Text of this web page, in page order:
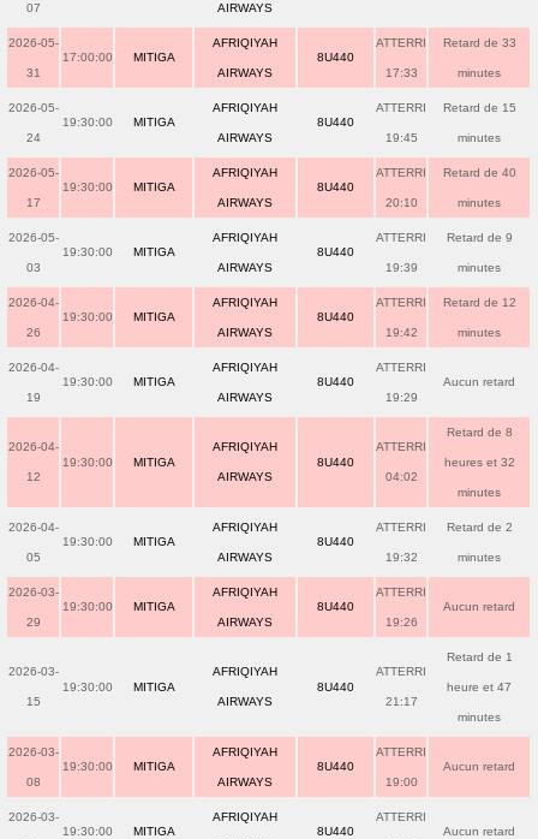
07 AIRWAYS
2026-05-
31
17:00:00 MITIGA
AFRIQIYAH
AIRWAYS
8U440
ATTERRI
17:33
Retard de 33
minutes
2026-05-
24
19:30:00 MITIGA
AFRIQIYAH
AIRWAYS
8U440
ATTERRI
19:45
Retard de 15
minutes
2026-05-
17
19:30:00 MITIGA
AFRIQIYAH
AIRWAYS
8U440
ATTERRI
20:10
Retard de 40
minutes
2026-05-
03
19:30:00 MITIGA
AFRIQIYAH
AIRWAYS
8U440
ATTERRI
19:39
Retard de 9
minutes
2026-04-
26
19:30:00 MITIGA
AFRIQIYAH
AIRWAYS
8U440
ATTERRI
19:42
Retard de 12
minutes
2026-04-
19
19:30:00 MITIGA
AFRIQIYAH
AIRWAYS
8U440
ATTERRI
19:29
Aucun retard
2026-04-
12
19:30:00 MITIGA
AFRIQIYAH
AIRWAYS
8U440
ATTERRI
04:02
Retard de 8
heures et 32
minutes
2026-04-
05
19:30:00 MITIGA
AFRIQIYAH
AIRWAYS
8U440
ATTERRI
19:32
Retard de 2
minutes
2026-03-
29
19:30:00 MITIGA
AFRIQIYAH
AIRWAYS
8U440
ATTERRI
19:26
Aucun retard
2026-03-
15
19:30:00 MITIGA
AFRIQIYAH
AIRWAYS
8U440
ATTERRI
21:17
Retard de 1
heure et 47
minutes
2026-03-
08
19:30:00 MITIGA
AFRIQIYAH
AIRWAYS
8U440
ATTERRI
19:00
Aucun retard
2026-03-
19:30:00 MITIGA
AFRIQIYAH
8U440
ATTERRI
Aucun retard